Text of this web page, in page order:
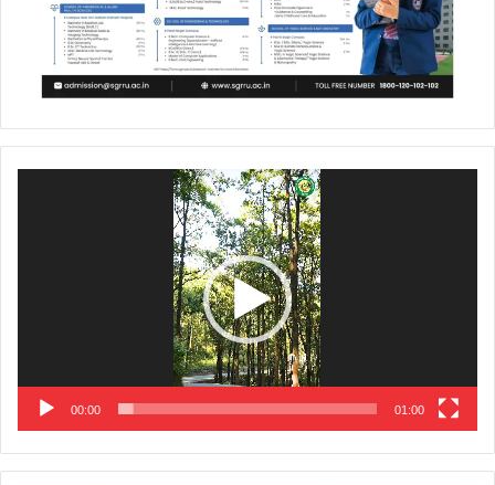
00:00 01:00